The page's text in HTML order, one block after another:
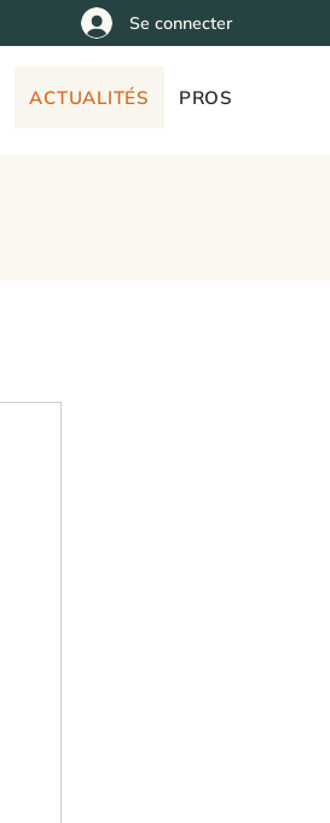
Se connecter
ACTUALITÉS PROS